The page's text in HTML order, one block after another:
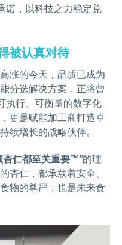
诺，以科技之力稳定兑
被认真对待
涨的今天，品质已成为
分选解决方案，正将曾
执行、可衡量的数字化
更是赋能加工商打造卓
续增长的战略伙伴。
杏仁都至关重要™”的理
杏仁，都承载着安全、
物的尊严，也是未来食